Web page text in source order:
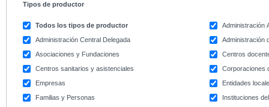
Tipos de productor
Todos los tipos de productor
Administración
Administración Central Delegada
Administración
Asociaciones y Fundaciones
Centros
Centros sanitarios y asistenciales
Corporaciones
Empresas
Entidades
Familias y Personas
Instituciones